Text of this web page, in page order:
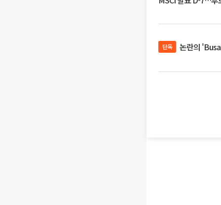
단독 논란의